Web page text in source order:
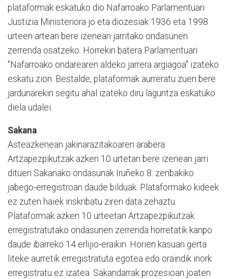
plataformak eskatuko dio Nafarroako Parlamentuari
Justizia Ministeriora jo eta diozesiak 1936 eta 1998
urteen artean bere izenean jarritako ondasunen
zerrenda osatzeko. Horrekin batera Parlamentuari
"Nafarroako ondarearen aldeko jarrera argiagoa" izateko
eskatu zion. Bestalde, plataformak aurreratu zuen bere
jardunarekin segitu ahal izateko diru laguntza eskatuko
diela udalei.
Sakana
Asteazkenean jakinarazitakoaren arabera
Artzapezpikutzak azken 10 urtetan bere izenean jarri
dituen Sakanako ondasunak Iruñeko 8. zenbakiko
jabego-erregistroan daude bilduak. Plataformako kideek
ez zuten haiek inskribatu ziren data zehaztu.
Plataformak azken 10 urteetan Artzapezpikutzak
erregistratutako ondasunen zerrenda horretatik kanpo
daude ibarreko 14 erlijio-eraikin. Horien kasuan gerta
liteke aurretik erregistratuta egotea edo oraindik inork
erregistratu ez izatea. Sakandarrak prozesioan joaten